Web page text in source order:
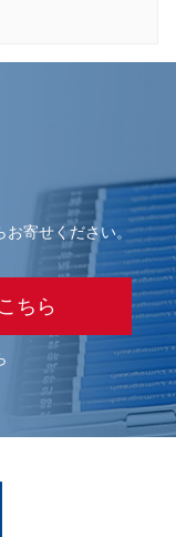
お寄せください。
ちら